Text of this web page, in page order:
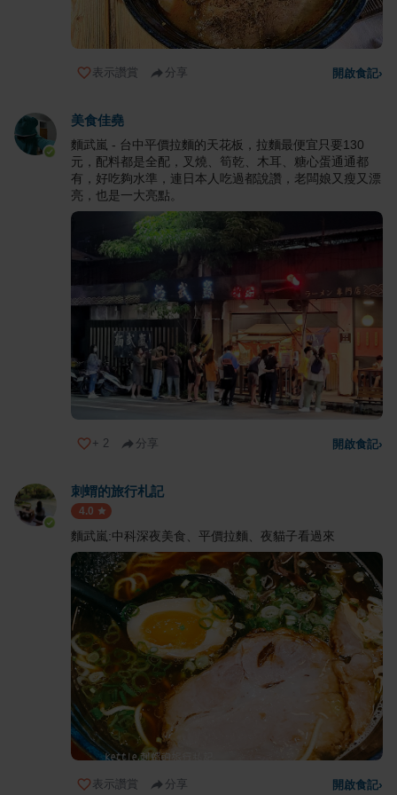
表示讚賞 分享 開啟食記›
美食佳堯
麵武嵐 - 台中平價拉麵的天花板，拉麵最便宜只要130
元，配料都是全配，叉燒、筍乾、木耳、糖心蛋通通都
有，好吃夠水準，連日本人吃過都說讚，老闆娘又瘦又漂
亮，也是一大亮點。
+ 2 分享 開啟食記›
刺蝟的旅行札記
4.0
麵武嵐:中科深夜美食、平價拉麵、夜貓子看過來
表示讚賞 分享 開啟食記›